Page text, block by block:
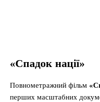
«Спадок нації»
Повнометражний фільм
перших масштабних